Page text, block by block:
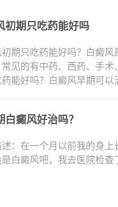
初期只吃药能好吗
初期只吃药能好吗？白癜
见的有中药、西药、手
能好吗？白癜风早期可以
白癜风好治吗？
述：在一个月以前我的身
是白癜风吧，我去医院检